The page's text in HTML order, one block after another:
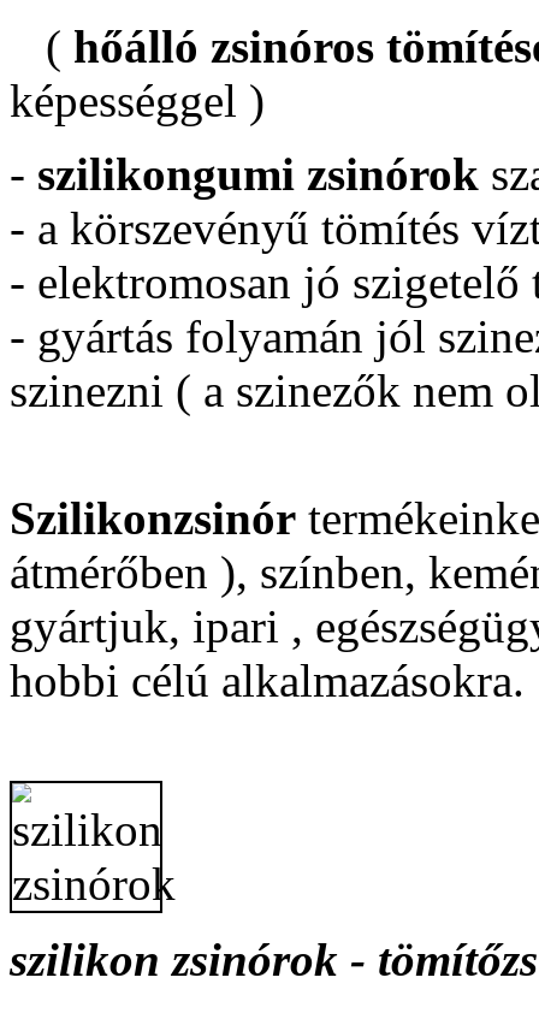
( hőálló zsinóros
képességgel )
- szilikongumi zsinórok
- a körszevényű tömítés
- elektromosan jó
- gyártás folyamán jól
szinezni ( a szinezők nem
Szilikonzsinór
átmérőben ), színben,
gyártjuk, ipari ,
hobbi célú alkalmazásokra.
szilikon zsinórok -